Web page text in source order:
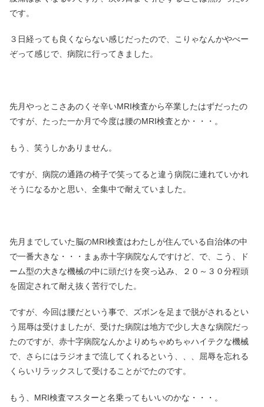
です。
３日経っても良くならない感じだったので、こりゃなんかやべー
ぞって感じで、病院に行ってきました。
先月やっとこさあのくそ辛いMRI検査から卒業したはずだったの
ですが、たった一か月で今度は腰のMRI検査とか・・・。
もう、笑うしかありません。
ですが、病院の通路の椅子で笑ってると違う病院に連れていかれ
そうになるかと思い、全集中で耐えていました。
先月までしていた脳のMRI検査はわたしが住んでいる自治体の中
で一番大きな・・・まぁ赤十字病院なんですけど、で、こう、ド
ーム型の大きな機械の中に頭だけを突っ込み、２０～３０分程頭
を固定されて耐え抜く苦行でした。
ですが、今回は腰だという事で、ズボンを足まで脱がされるとい
う屈辱は受けましたが、受けた病院は地方で少し大きな病院だっ
たのですが、赤十字病院なんかよりめちゃめちゃハイテクな機械
で、さらにはラジオまで流してくれるという、、、屈辱を忘れる
くらいリラックスして受けることがでたのです。
もう、MRI検査マスターと名乗ってもいいのかな・・・。